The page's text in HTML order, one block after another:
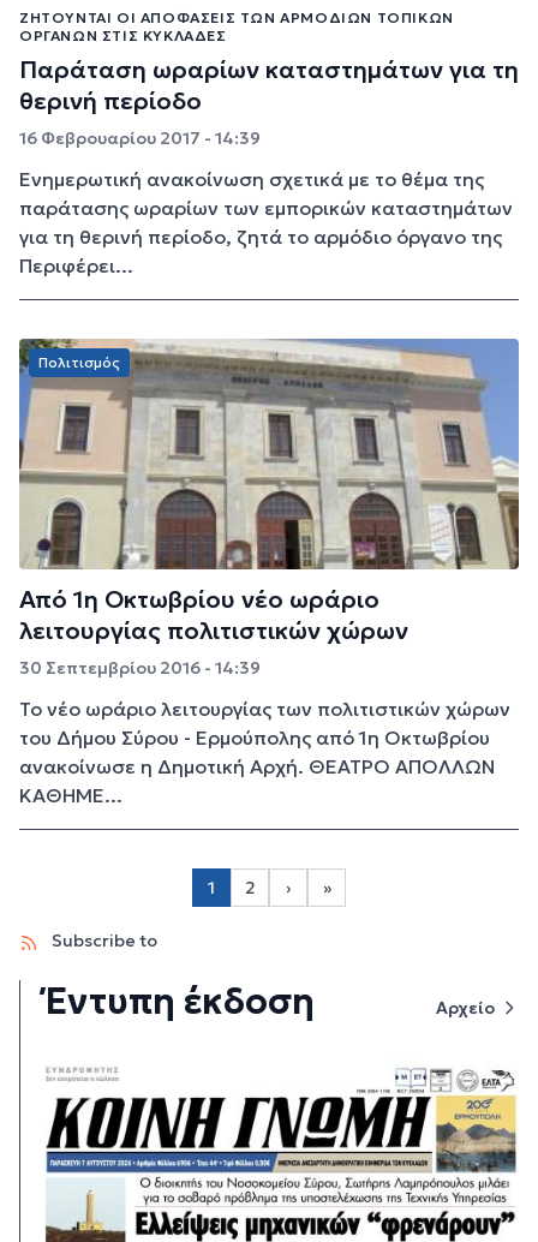
ΖΗΤΟΎΝΤΑΙ ΟΙ ΑΠΟΦΆΣΕΙΣ ΤΩΝ ΑΡΜΌΔΙΩΝ ΤΟΠΙΚΏΝ
ΟΡΓΆΝΩΝ ΣΤΙΣ ΚΥΚΛΆΔΕΣ
Παράταση ωραρίων καταστημάτων για τη
θερινή περίοδο
16 Φεβρουαρίου 2017 - 14:39
Ενημερωτική ανακοίνωση σχετικά με το θέμα της
παράτασης ωραρίων των εμπορικών καταστημάτων
για τη θερινή περίοδο, ζητά το αρμόδιο όργανο της
Περιφέρει...
Πολιτισμός
Από 1η Οκτωβρίου νέο ωράριο
λειτουργίας πολιτιστικών χώρων
30 Σεπτεμβρίου 2016 - 14:39
Το νέο ωράριο λειτουργίας των πολιτιστικών χώρων
του Δήμου Σύρου - Ερμούπολης από 1η Οκτωβρίου
ανακοίνωσε η Δημοτική Αρχή. ΘΕΑΤΡΟ ΑΠΟΛΛΩΝ
ΚΑΘΗΜΕ...
Σελιδοποίηση
1 Page 2
2
Next page
›
Last page
»
Subscribe to
Έντυπη έκδοση Αρχείο